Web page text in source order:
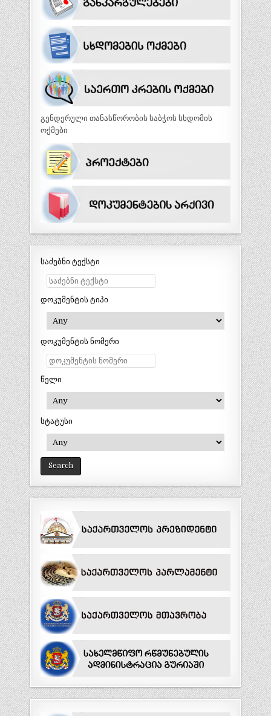
გენდერული თანასწორობის საბჭოს სხდომის
ოქმები
საძებნი ტექსტი
დოკუმენტის ტიპი
დოკუმენტის ნომერი
წელი
სტატუსი